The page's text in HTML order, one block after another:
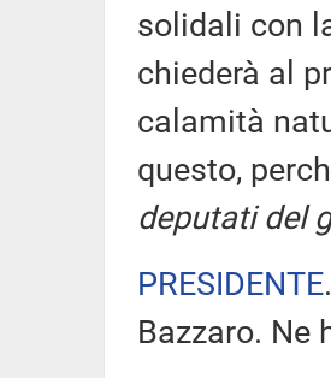
solidali con
chiederà al
calamità
questo,
deputati del
PRESIDENTE
Bazzaro. Ne